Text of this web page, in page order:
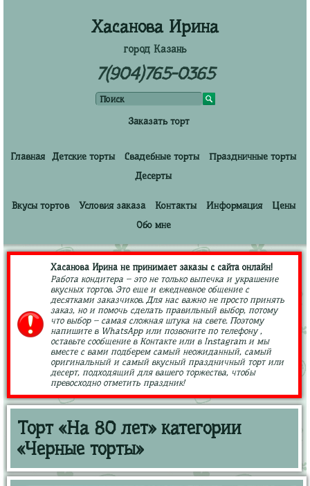
Хасанова Ирина
город Казань
7(904)765-0365
Заказать торт
Главная Детские торты Свадебные торты
Праздничные торты
Десерты
Вкусы тортов Условия заказа Контакты Информация
Цены
Обо мне
Хасанова Ирина не принимает заказы с сайта онлайн!
Работа кондитера – это не только выпечка и украшение
вкусных тортов. Это еще и ежедневное общение с
десятками заказчиков. Для нас важно не просто принять
заказ, но и помочь сделать правильный выбор, потому
что выбор – самая сложная штука на свете. Поэтому
напишите в WhatsApp или позвоните по телефону ,
оставьте сообщение в Контакте или в Instagram и мы
вместе с вами подберем самый неожиданный, самый
оригинальный и самый вкусный праздничный торт или
десерт, подходящий для вашего торжества, чтобы
превосходно отметить праздник!
Торт «На 80 лет» категории
«Черные торты»